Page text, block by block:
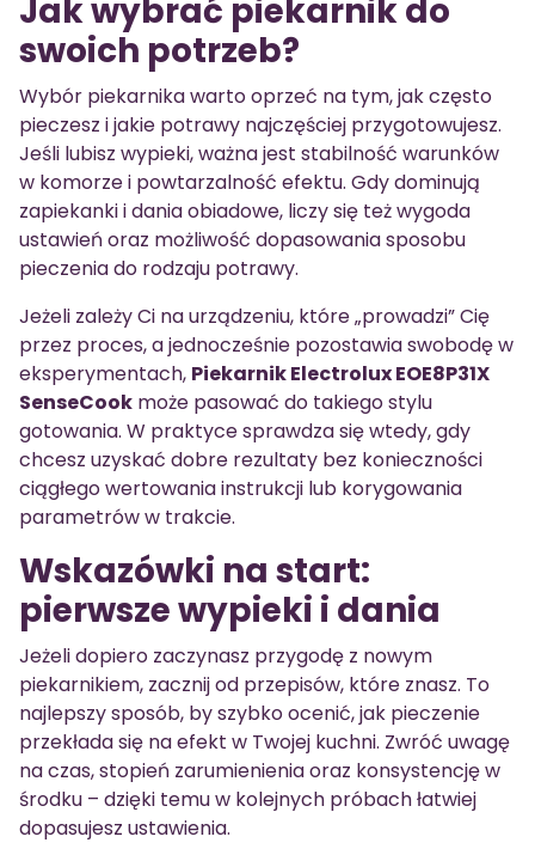
Jak wybrać piekarnik do
swoich potrzeb?
Wybór piekarnika warto oprzeć na tym, jak często
pieczesz i jakie potrawy najczęściej przygotowujesz.
Jeśli lubisz wypieki, ważna jest stabilność warunków
w komorze i powtarzalność efektu. Gdy dominują
zapiekanki i dania obiadowe, liczy się też wygoda
ustawień oraz możliwość dopasowania sposobu
pieczenia do rodzaju potrawy.
Jeżeli zależy Ci na urządzeniu, które „prowadzi” Cię
przez proces, a jednocześnie pozostawia swobodę w
eksperymentach, Piekarnik Electrolux EOE8P31X
SenseCook może pasować do takiego stylu
gotowania. W praktyce sprawdza się wtedy, gdy
chcesz uzyskać dobre rezultaty bez konieczności
ciągłego wertowania instrukcji lub korygowania
parametrów w trakcie.
Wskazówki na start:
pierwsze wypieki i dania
Jeżeli dopiero zaczynasz przygodę z nowym
piekarnikiem, zacznij od przepisów, które znasz. To
najlepszy sposób, by szybko ocenić, jak pieczenie
przekłada się na efekt w Twojej kuchni. Zwróć uwagę
na czas, stopień zarumienienia oraz konsystencję w
środku – dzięki temu w kolejnych próbach łatwiej
dopasujesz ustawienia.